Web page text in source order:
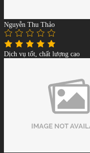
Nguyễn Thu Thảo
Dịch vụ tốt, chất lượng cao